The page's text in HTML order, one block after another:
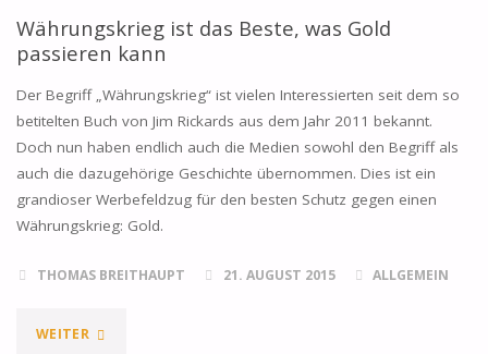
Währungskrieg ist das Beste, was Gold
passieren kann
Der Begriff „Währungskrieg“ ist vielen Interessierten seit dem so
betitelten Buch von Jim Rickards aus dem Jahr 2011 bekannt.
Doch nun haben endlich auch die Medien sowohl den Begriff als
auch die dazugehörige Geschichte übernommen. Dies ist ein
grandioser Werbefeldzug für den besten Schutz gegen einen
Währungskrieg: Gold.
THOMAS BREITHAUPT 21. AUGUST 2015 ALLGEMEIN
WEITER"WÄHRUNGSKRIEG